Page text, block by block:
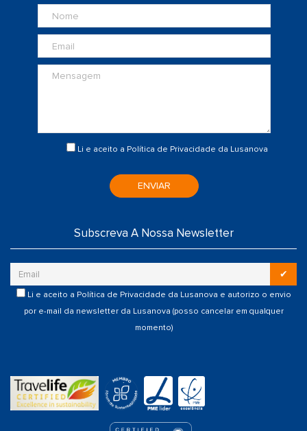
Li e aceito a Política de Privacidade da Lusanova
ENVIAR
Subscreva A Nossa Newsletter
✔
Li e aceito a Política de Privacidade da Lusanova e autorizo o envio
por e-mail da newsletter da Lusanova (posso cancelar em qualquer
momento)